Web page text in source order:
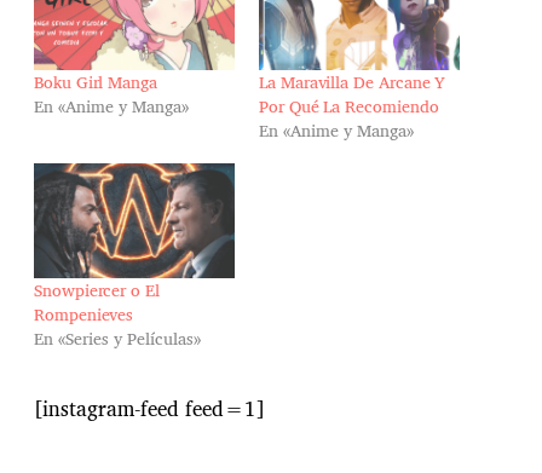
Boku Girl Manga
En «Anime y Manga»
La Maravilla De Arcane Y
Por Qué La Recomiendo
En «Anime y Manga»
Snowpiercer o El
Rompenieves
En «Series y Películas»
[instagram-feed feed=1]